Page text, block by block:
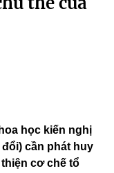
học kiến nghị
cần phát huy
cơ chế tổ